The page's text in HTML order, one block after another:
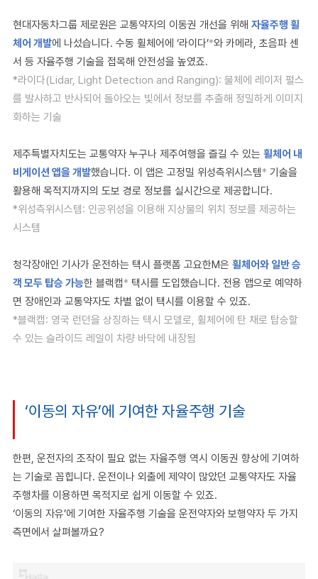
현대자동차그룹 제로원은 교통약자의 이동권 개선을 위해 자율주행 휠
체어 개발에 나섰습니다. 수동 휠체어에 ‘라이다’*와 카메라, 초음파 센
서 등 자율주행 기술을 접목해 안전성을 높였죠.
*라이다(Lidar, Light Detection and Ranging): 물체에 레이저 펄스
를 발사하고 반사되어 돌아오는 빛에서 정보를 추출해 정밀하게 이미지
화하는 기술
제주특별자치도는 교통약자 누구나 제주여행을 즐길 수 있는 휠체어 내
비게이션 앱을 개발했습니다. 이 앱은 고정밀 위성측위시스템* 기술을
활용해 목적지까지의 도보 경로 정보를 실시간으로 제공합니다.
*위성측위시스템: 인공위성을 이용해 지상물의 위치 정보를 제공하는
시스템
청각장애인 기사가 운전하는 택시 플랫폼 고요한M은 휠체어와 일반 승
객 모두 탑승 가능한 블랙캡* 택시를 도입했습니다. 전용 앱으로 예약하
면 장애인과 교통약자도 차별 없이 택시를 이용할 수 있죠.
*블랙캡: 영국 런던을 상징하는 택시 모델로, 휠체어에 탄 채로 탑승할
수 있는 슬라이드 레일이 차량 바닥에 내장됨
‘이동의 자유’에 기여한 자율주행 기술
한편, 운전자의 조작이 필요 없는 자율주행 역시 이동권 향상에 기여하
는 기술로 꼽힙니다. 운전이나 외출에 제약이 많았던 교통약자도 자율
주행차를 이용하면 목적지로 쉽게 이동할 수 있죠.
‘이동의 자유’에 기여한 자율주행 기술을 운전약자와 보행약자 두 가지
측면에서 살펴볼까요?